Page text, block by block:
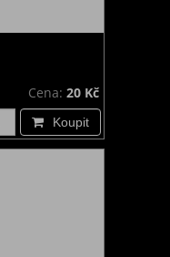
Cena: 20 Kč
Koupit